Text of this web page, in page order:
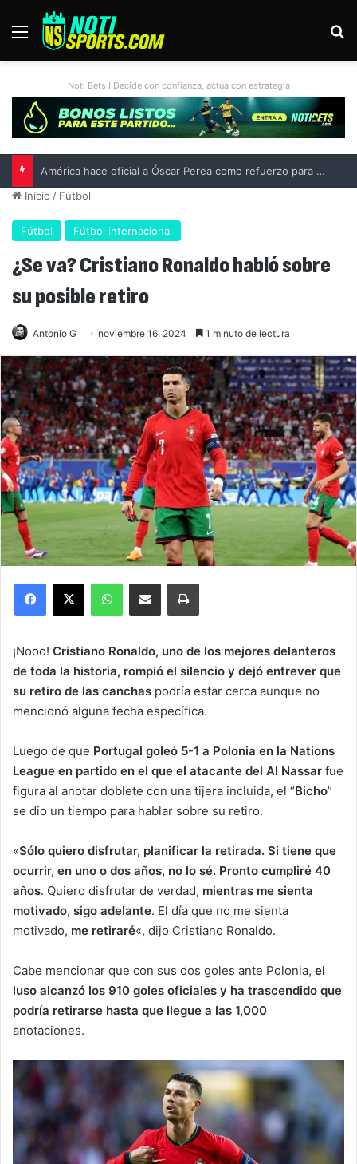
Menú
Noti Bets I Decide con confianza, actúa con estrategia
América hace oficial a Óscar Perea como refuerzo para el Apertura 2026
Inicio / Fútbol
Fútbol Fútbol internacional
¿Se va? Cristiano Ronaldo habló sobre
su posible retiro
Antonio G noviembre 16, 2024 1 minuto de lectura
Facebook
X WhatsAppCompartir por correo electrónicoImprimir
¡Nooo! Cristiano Ronaldo, uno de los mejores delanteros
de toda la historia, rompió el silencio y dejó entrever que
su retiro de las canchas podría estar cerca aunque no
mencionó alguna fecha específica.
Luego de que Portugal goleó 5-1 a Polonia en la Nations
League en partido en el que el atacante del Al Nassar fue
figura al anotar doblete con una tijera incluida, el “Bicho”
se dio un tiempo para hablar sobre su retiro.
«Sólo quiero disfrutar, planificar la retirada. Si tiene que
ocurrir, en uno o dos años, no lo sé. Pronto cumpliré 40
años. Quiero disfrutar de verdad, mientras me sienta
motivado, sigo adelante. El día que no me sienta
motivado, me retiraré«, dijo Cristiano Ronaldo.
Cabe mencionar que con sus dos goles ante Polonia, el
luso alcanzó los 910 goles oficiales y ha trascendido que
podría retirarse hasta que llegue a las 1,000
anotaciones.